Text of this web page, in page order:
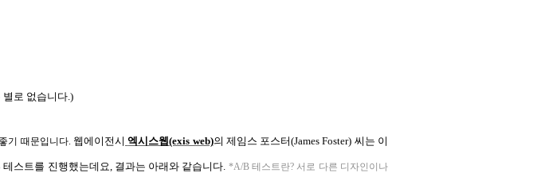
로 없습니다.)
기 때문입니다. 웹에이전시 엑시스웹(exis web)의 제임스 포스터(James Foster) 씨는 이
스트를 진행했는데요, 결과는 아래와 같습니다. *A/B 테스트란? 서로 다른 디자인이나